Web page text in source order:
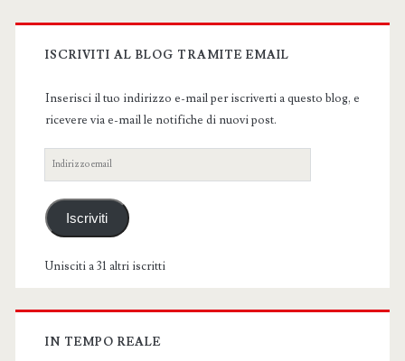
Primary
Sidebar
ISCRIVITI AL BLOG TRAMITE EMAIL
Inserisci il tuo indirizzo e-mail per iscriverti a questo blog, e
ricevere via e-mail le notifiche di nuovi post.
Indirizzo
email
Iscriviti
Unisciti a 31 altri iscritti
IN TEMPO REALE